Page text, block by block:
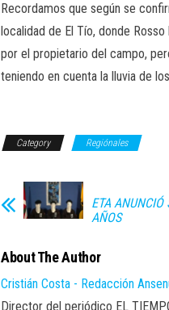
Recordamos que según se
localidad de El Tío, donde
por el propietario del campo,
teniendo en cuenta la lluvia de
Category Regiónales
ETA ANUNCIÓ
AÑOS
About The Author
Cristián Costa - Redacción
Director del periódico EL